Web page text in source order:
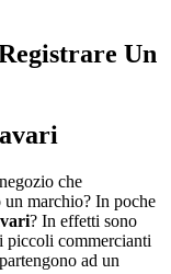
Un
che
marchio? In poche
? In effetti sono
piccoli commercianti
ad un